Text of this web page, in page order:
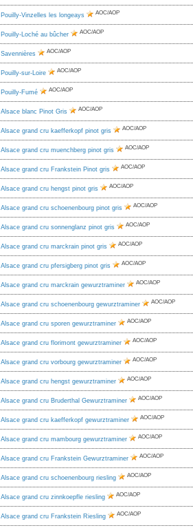
Pouilly-Vinzelles les longeays AOC/AOP
Pouilly-Loché au bûcher AOC/AOP
Savennières AOC/AOP
Pouilly-sur-Loire AOC/AOP
Pouilly-Fumé AOC/AOP
Alsace blanc Pinot Gris AOC/AOP
Alsace grand cru kaefferkopf pinot gris AOC/AOP
Alsace grand cru muenchberg pinot gris AOC/AOP
Alsace grand cru Frankstein Pinot gris AOC/AOP
Alsace grand cru hengst pinot gris AOC/AOP
Alsace grand cru schoenenbourg pinot gris AOC/AOP
Alsace grand cru sonnenglanz pinot gris AOC/AOP
Alsace grand cru marckrain pinot gris AOC/AOP
Alsace grand cru pfersigberg pinot gris AOC/AOP
Alsace grand cru marckrain gewurztraminer AOC/AOP
Alsace grand cru schoenenbourg gewurztraminer AOC/AOP
Alsace grand cru sporen gewurztraminer AOC/AOP
Alsace grand cru florimont gewurztraminer AOC/AOP
Alsace grand cru vorbourg gewurztraminer AOC/AOP
Alsace grand cru hengst gewurztraminer AOC/AOP
Alsace grand cru Bruderthal Gewurztraminer AOC/AOP
Alsace grand cru kaefferkopf gewurztraminer AOC/AOP
Alsace grand cru mambourg gewurztraminer AOC/AOP
Alsace grand cru Frankstein Gewurztraminer AOC/AOP
Alsace grand cru schoenenbourg riesling AOC/AOP
Alsace grand cru zinnkoepfle riesling AOC/AOP
Alsace grand cru Frankstein Riesling AOC/AOP